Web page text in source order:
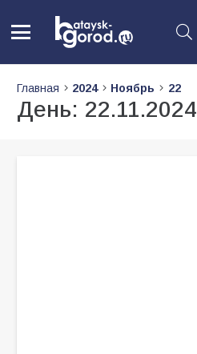
Главная 2024 Ноябрь 22
День: 22.11.2024